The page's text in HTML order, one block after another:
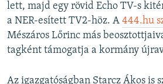
lett, majd egy rövid Echo TV-s
a NER-esített TV2-höz. A 444.hu
Mészáros Lőrinc más
tagként támogatja a kormány
Az igazgatóságban Starcz Ákos is